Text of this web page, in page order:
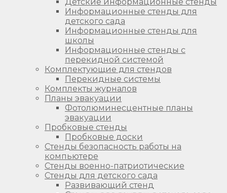
Информационные стенды для
детского сада
Информационные стенды для
школы
Информационные стенды с
перекидной системой
Комплектующие для стендов
Перекидные системы
Комплекты журналов
Планы эвакуации
Фотолюминесцентные планы
эвакуации
Пробковые стенды
Пробковые доски
Стенды безопасность работы на
компьютере
Стенды военно-патриотические
Стенды для детского сада
Развивающий стенд